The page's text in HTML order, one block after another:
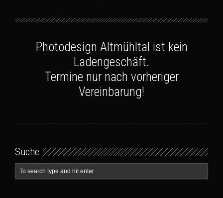
Photodesign Altmühltal ist kein
Ladengeschäft.
Termine nur nach vorheriger
Vereinbarung!
Suche